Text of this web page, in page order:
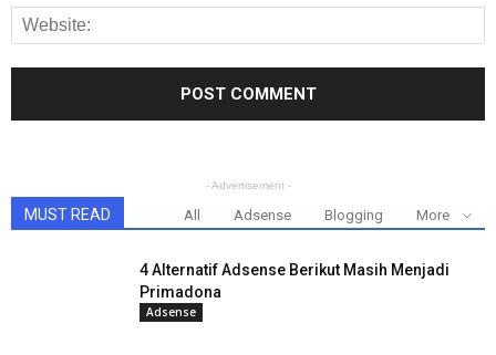
- Advertisement -
MUST READ All Adsense Blogging More
4 Alternatif Adsense Berikut Masih Menjadi
Primadona
Adsense